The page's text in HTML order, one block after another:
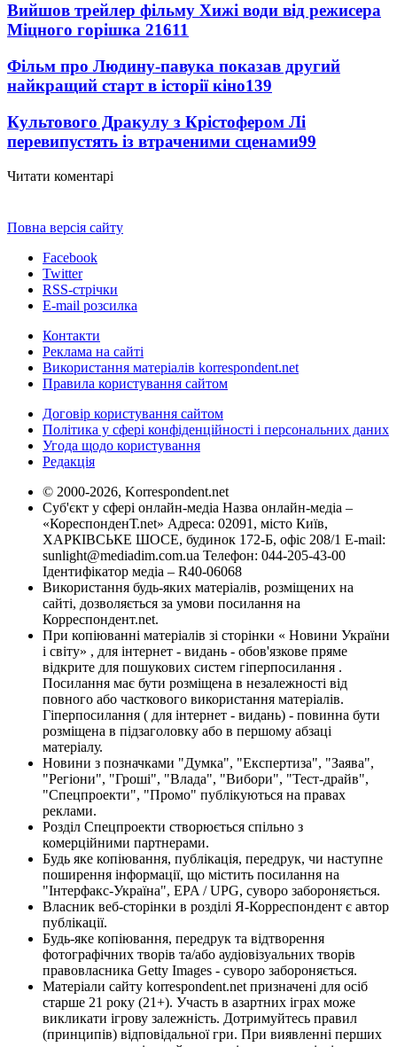
Вийшов трейлер фільму Хижі води від режисера
Міцного горішка 21611
Фільм про Людину-павука показав другий
найкращий старт в історії кіно139
Культового Дракулу з Крістофером Лі
перевипустять із втраченими сценами99
Читати коментарі
Повна версія сайту
Facebook
Twitter
RSS-стрічки
E-mail розсилка
Контакти
Реклама на сайті
Використання матеріалів korrespondent.net
Правила користування сайтом
Договір користування сайтом
Політика у сфері конфіденційності і персональних даних
Угода щодо користування
Редакція
© 2000-2026, Korrespondent.net
Суб'єкт у сфері онлайн-медіа Назва онлайн-медіа –
«КореспонденТ.net» Адреса: 02091, місто Київ,
ХАРКІВСЬКЕ ШОСЕ, будинок 172-Б, офіс 208/1 E-mail:
sunlight@mediadim.com.ua Телефон: 044-205-43-00
Ідентифікатор медіа – R40-06068
Використання будь-яких матеріалів, розміщених на
сайті, дозволяється за умови посилання на
Корреспондент.net.
При копіюванні матеріалів зі сторінки « Новини України
і світу» , для інтернет - видань - обов'язкове пряме
відкрите для пошукових систем гіперпосилання .
Посилання має бути розміщена в незалежності від
повного або часткового використання матеріалів.
Гіперпосилання ( для інтернет - видань) - повинна бути
розміщена в підзаголовку або в першому абзаці
матеріалу.
Новини з позначками "Думка", "Експертиза", "Заява",
"Регіони", "Гроші", "Влада", "Вибори", "Тест-драйв",
"Спецпроекти", "Промо" публікуються на правах
реклами.
Розділ Спецпроекти створюється спільно з
комерційними партнерами.
Будь яке копіювання, публікація, передрук, чи наступне
поширення інформації, що містить посилання на
"Інтерфакс-Україна", EPA / UPG, суворо забороняється.
Власник веб-сторінки в розділі Я-Корреспондент є автор
публікації.
Будь-яке копіювання, передрук та відтворення
фотографічних творів та/або аудіовізуальних творів
правовласника Getty Images - суворо забороняється.
Матеріали сайту korrespondent.net призначені для осіб
старше 21 року (21+). Участь в азартних іграх може
викликати ігрову залежність. Дотримуйтесь правил
(принципів) відповідальної гри. При виявленні перших